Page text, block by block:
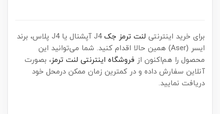
برای خرید اینترنتی لنت ترمز جک
J4 آپشنال یا J4 پلاس، برند
ایسر (Aser) همین حالا اقدام کنید. شما می‌توانید این
محصول را هم‌اکنون از فروشگاه اینترنتی لنت ترمز، بصورت
آنلاین سفارش داده و در کمترین زمان ممکن درمحل خود
دریافت نمایید.